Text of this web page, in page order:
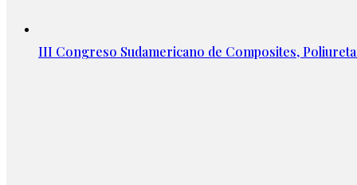
III Congreso Sudamericano de Composites,